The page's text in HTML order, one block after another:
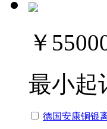
￥
最小起
德国安康铜银